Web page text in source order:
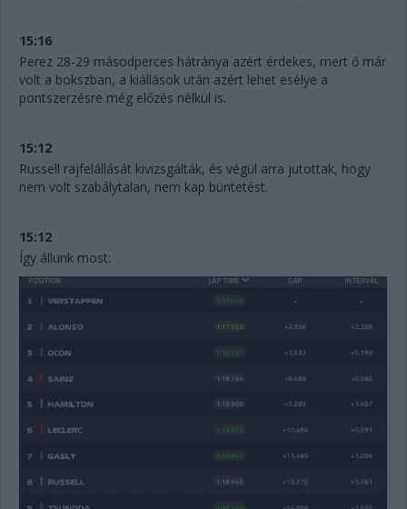
15:16
Perez 28-29 másodperces hátránya azért érdekes, mert ő már
volt a bokszban, a kiállások után azért lehet esélye a
pontszerzésre még előzés nélkül is.
15:12
Russell rajfelállását kivizsgálták, és végül arra jutottak, hogy
nem volt szabálytalan, nem kap büntetést.
15:12
Így állunk most: